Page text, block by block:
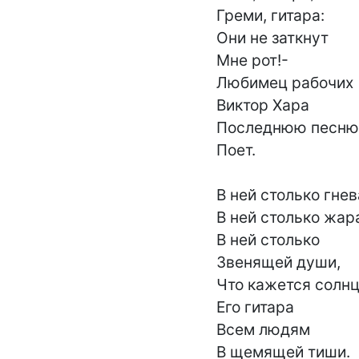
Греми, гитара:
Они не заткнут
Мне рот!-
Любимец рабочих
Виктор Хара
Последнюю песню
Поет.
В ней столько
В ней столько
В ней столько
Звенящей души,
Что кажется
Его гитара
Всем людям
В щемящей тиши.